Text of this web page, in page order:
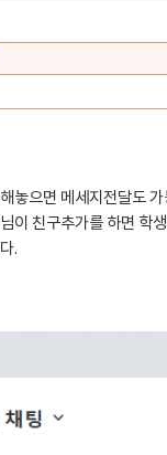
놓으면 메세지전달도
이 친구추가를 하면 학
.